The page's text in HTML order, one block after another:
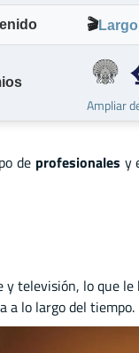
🎬
Ampliar
de profesionales y
televisión, lo que
a lo largo del tiempo.